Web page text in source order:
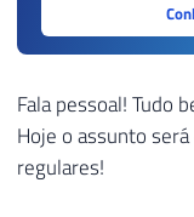
Fala pessoal! Tudo
Hoje o assunto
regulares!